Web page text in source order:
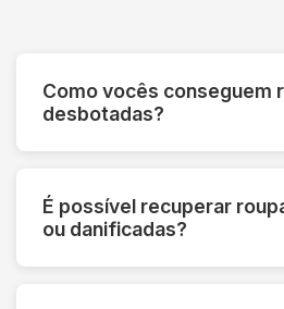
Como vocês conseguem
desbotadas?
pigmentos das fibras e
que devolvem a vivacidade
É possível recuperar
ou danificadas?